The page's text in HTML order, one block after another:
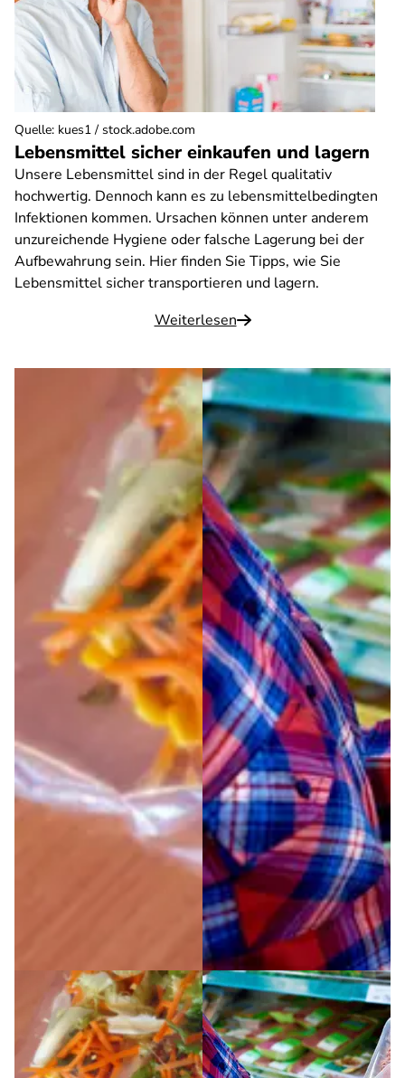
Lebensmittel sicher einkaufen und lagern
Unsere Lebensmittel sind in der Regel qualitativ
hochwertig. Dennoch kann es zu lebensmittelbedingten
Infektionen kommen. Ursachen können unter anderem
unzureichende Hygiene oder falsche Lagerung bei der
Aufbewahrung sein. Hier finden Sie Tipps, wie Sie
Lebensmittel sicher transportieren und lagern.
Weiterlesen
Quelle: kues1 / stock.adobe.com